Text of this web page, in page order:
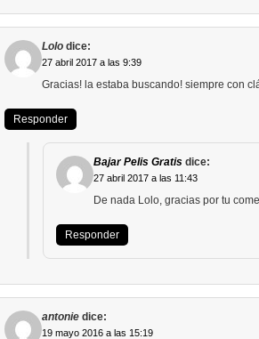
Lolo dice:
27 abril 2017 a las 9:39
Gracias! la estaba buscando! siempre con
Responder
Bajar Pelis Gratis dice:
27 abril 2017 a las 11:43
De nada Lolo, gracias por tu
Responder
antonie dice:
19 mayo 2016 a las 15:19